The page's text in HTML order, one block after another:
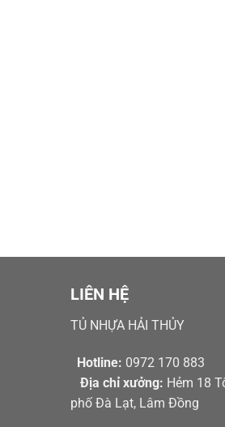
LIÊN HỆ
TỦ NHỰA HẢI THỦY
Hotline: 0972 170 883
Địa chỉ xưởng: Hẻm 18
phố Đà Lạt, Lâm Đồng